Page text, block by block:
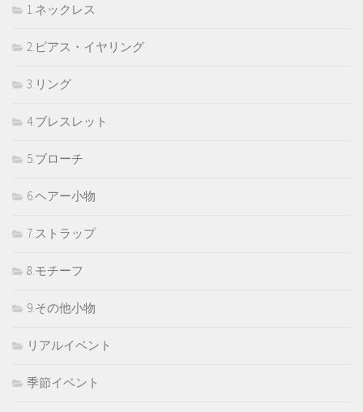
1.ネックレス
2.ピアス・イヤリング
3.リング
4.ブレスレット
5.ブローチ
6.ヘアー小物
7.ストラップ
8.モチーフ
9.その他小物
リアルイベント
季節イベント